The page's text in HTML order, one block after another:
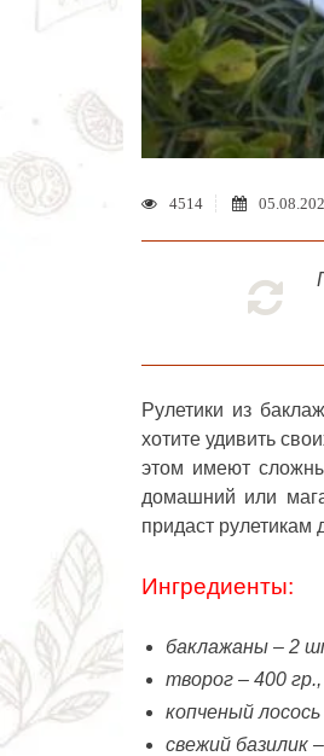
4514
Рулетики из
хотите удивить
этом имеют
домашний или
придаст рулетикам
Ингредиенты:
баклажаны – 2
творог – 400 гр.,
копченый
свежий базилик